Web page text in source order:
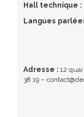
Hall technique :
Langues
Adresse : 12
38 19 –